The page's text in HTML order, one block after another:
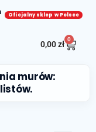
Oficjalny sklep w Polsce
0,00zł
0
murów: